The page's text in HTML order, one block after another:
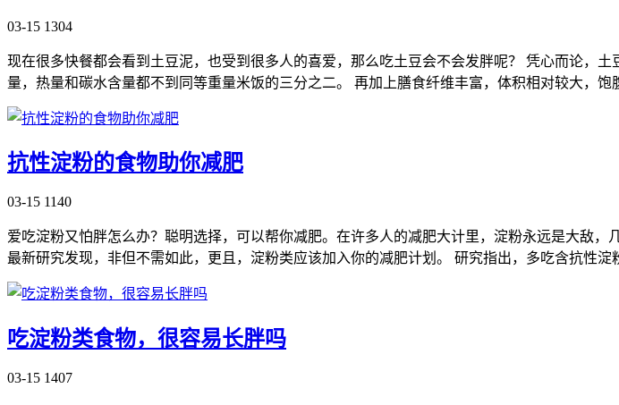
03-15 1304
现在很多快餐都会看到土豆泥，也受到很多人的喜爱，那么吃土豆会不会发胖呢？ 凭心而论，
量，热量和碳水含量都不到同等重量米饭的三分之二。 再加上膳食纤维丰富，体积相对较大，
抗性淀粉的食物助你减肥
03-15 1140
爱吃淀粉又怕胖怎么办？聪明选择，可以帮你减肥。在许多人的减肥大计里，淀粉永远是大敌
最新研究发现，非但不需如此，更且，淀粉类应该加入你的减肥计划。 研究指出，多吃含抗性
吃淀粉类食物，很容易长胖吗
03-15 1407